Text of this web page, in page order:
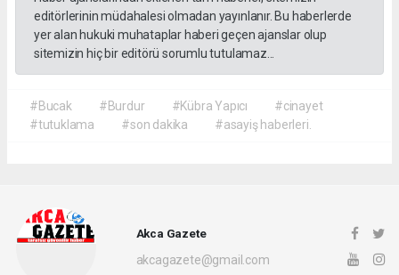
editörlerinin müdahalesi olmadan yayınlanır. Bu haberlerde
yer alan hukuki muhataplar haberi geçen ajanslar olup
sitemizin hiç bir editörü sorumlu tutulamaz...
#Bucak #Burdur #Kübra Yapıcı
#cinayet
#tutuklama
#son dakika #asayiş haberleri.
Akca Gazete
akcagazete@gmail.com